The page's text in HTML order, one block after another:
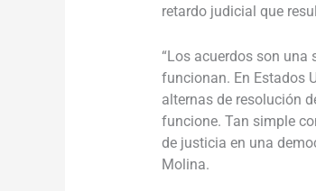
retardo judicial que
“Los acuerdos son
funcionan. En Estados
alternas de resolución
funcione. Tan simple
de justicia en una
Molina.